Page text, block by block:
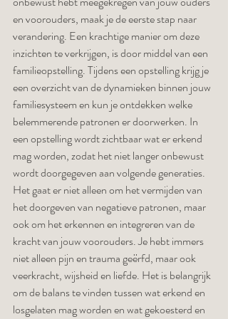
en voorouders, maak je de eerste stap naar
verandering. Een krachtige manier om deze
inzichten te verkrijgen, is door middel van een
familieopstelling. Tijdens een opstelling krijg je
een overzicht van de dynamieken binnen jouw
familiesysteem en kun je ontdekken welke
belemmerende patronen er doorwerken. In
een opstelling wordt zichtbaar wat er erkend
mag worden, zodat het niet langer onbewust
wordt doorgegeven aan volgende generaties.
Het gaat er niet alleen om het vermijden van
het doorgeven van negatieve patronen, maar
ook om het erkennen en integreren van de
kracht van jouw voorouders. Je hebt immers
niet alleen pijn en trauma geërfd, maar ook
veerkracht, wijsheid en liefde. Het is belangrijk
om de balans te vinden tussen wat erkend en
losgelaten mag worden en wat gekoesterd en